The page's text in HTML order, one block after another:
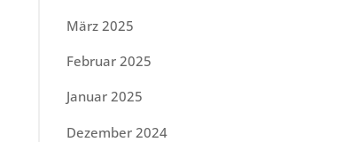
März 2025
Februar 2025
Januar 2025
Dezember 2024